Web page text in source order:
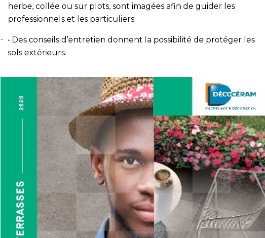
herbe, collée ou sur plots, sont imagées afin de guider les
professionnels et les particuliers.
• Des conseils d’entretien donnent la possibilité de protéger les
sols extérieurs.